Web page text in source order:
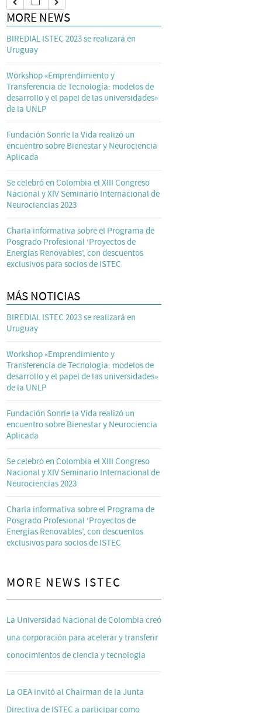
MORE NEWS
BIREDIAL ISTEC 2023 se realizará en
Uruguay
Workshop «Emprendimiento y
Transferencia de Tecnología: modelos de
desarrollo y el papel de las universidades»
de la UNLP
Fundación Sonríe la Vida realizó un
encuentro sobre Bienestar y Neurociencia
Aplicada
Se celebró en Colombia el XIII Congreso
Nacional y XIV Seminario Internacional de
Neurociencias 2023
Charla informativa sobre el Programa de
Posgrado Profesional ‘Proyectos de
Energías Renovables’, con descuentos
exclusivos para socios de ISTEC
MÁS NOTICIAS
BIREDIAL ISTEC 2023 se realizará en
Uruguay
Workshop «Emprendimiento y
Transferencia de Tecnología: modelos de
desarrollo y el papel de las universidades»
de la UNLP
Fundación Sonríe la Vida realizó un
encuentro sobre Bienestar y Neurociencia
Aplicada
Se celebró en Colombia el XIII Congreso
Nacional y XIV Seminario Internacional de
Neurociencias 2023
Charla informativa sobre el Programa de
Posgrado Profesional ‘Proyectos de
Energías Renovables’, con descuentos
exclusivos para socios de ISTEC
MORE NEWS ISTEC
La Universidad Nacional de Colombia creó
una corporación para acelerar y transferir
conocimientos de ciencia y tecnología
La OEA invitó al Chairman de la Junta
Directiva de ISTEC a participar como